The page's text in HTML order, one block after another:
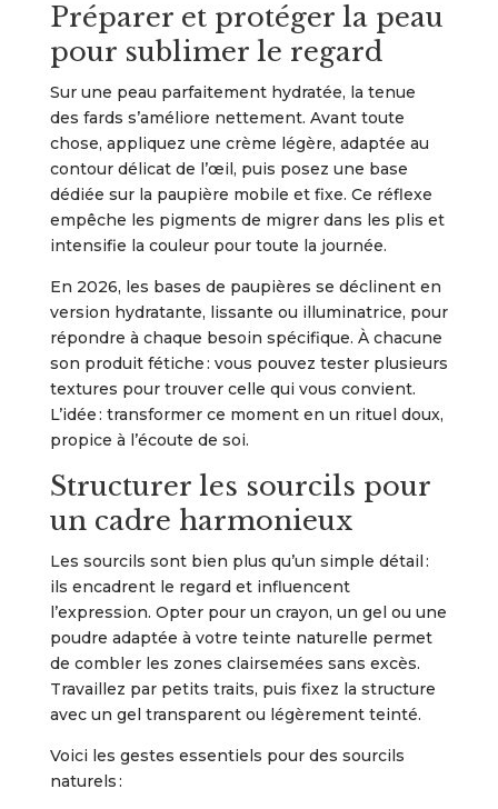
Préparer et protéger la peau
pour sublimer le regard
Sur une peau parfaitement hydratée, la tenue
des fards s’améliore nettement. Avant toute
chose, appliquez une crème légère, adaptée au
contour délicat de l’œil, puis posez une base
dédiée sur la paupière mobile et fixe. Ce réflexe
empêche les pigments de migrer dans les plis et
intensifie la couleur pour toute la journée.
En 2026, les bases de paupières se déclinent en
version hydratante, lissante ou illuminatrice, pour
répondre à chaque besoin spécifique. À chacune
son produit fétiche : vous pouvez tester plusieurs
textures pour trouver celle qui vous convient.
L’idée : transformer ce moment en un rituel doux,
propice à l’écoute de soi.
Structurer les sourcils pour
un cadre harmonieux
Les sourcils sont bien plus qu’un simple détail :
ils encadrent le regard et influencent
l’expression. Opter pour un crayon, un gel ou une
poudre adaptée à votre teinte naturelle permet
de combler les zones clairsemées sans excès.
Travaillez par petits traits, puis fixez la structure
avec un gel transparent ou légèrement teinté.
Voici les gestes essentiels pour des sourcils
naturels :